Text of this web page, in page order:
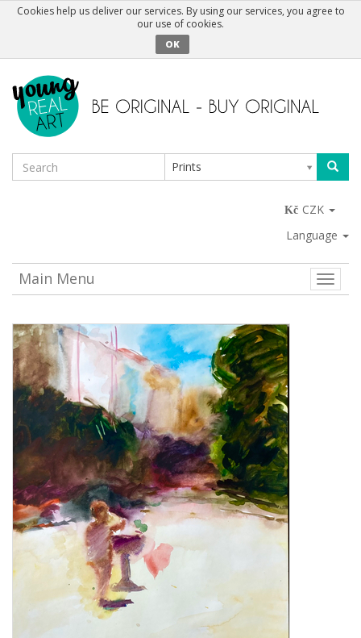
Cookies help us deliver our services. By using our services, you agree to
our use of cookies.
OK
Prints
CZK
Language
Toggle
Main Menu